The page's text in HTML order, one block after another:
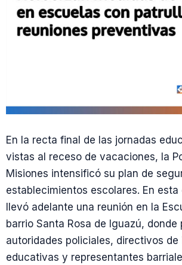
En la recta final de las jornadas
vistas al receso de vacaciones, la
Misiones intensificó su plan de
establecimientos escolares. En esta
llevó adelante una reunión en la
barrio Santa Rosa de Iguazú, donde
autoridades policiales, directivos
educativas y representantes